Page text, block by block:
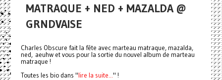
MATRAQUE + NED + MAZALDA @
GRNDVAISE
Charles Obscure fait la fête avec marteau matraque, mazalda,
ned, aeuhw et vous pour la sortie du nouvel album de marteau
matraque !
Toutes les bio dans "lire la suite..." !